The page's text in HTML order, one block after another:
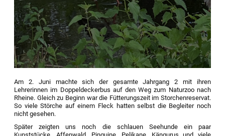
Am 2. Juni machte sich der gesamte Jahrgang 2 mit ihren
Lehrerinnen im Doppeldeckerbus auf den Weg zum Naturzoo nach
Rheine. Gleich zu Beginn war die Fütterungszeit im Storchenreservat.
So viele Störche auf einem Fleck hatten selbst die Begleiter noch
nicht gesehen.
Später zeigten uns noch die schlauen Seehunde ein paar